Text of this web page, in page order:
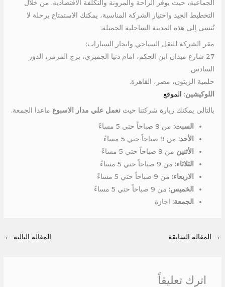
الجماعية، حيث يوفر الراحة والمرونة والتكلفة الاقتصادية. من خلال
التخطيط الجيد واختيار الشركة المناسبة، يمكنك الاستمتاع برحلة لا
تُنسى إلى هذه المدينة الساحلية الجميلة.
مقر الشركة للنقل السياحي وايجار السيارات:
27 شارع ميدان ابن الحكم، امام دنيا الجمبري، برج المرمر، الدور
السادس
حلمية الزيتون، مصر، القاهرة.
اللوكيشين: الموقع
بالتالي يمكنك زيارة شركتنا حيثنعمل علي مدار الاسبوع ماعدا الجمعة.
السبت: من 9 صباحاً حتي 5 مساءً
الأحد: من 9 صباحاً حتي 5 مساءً
الأثنين من 9 صباحاً حتي 5 مساءً
الثلاثاء: من 9 صباحاً حتي 5 مساءً
الاربعاء: من 9 صباحاً حتي 5 مساءً
الخميس: من 9 صباحاً حتي 5 مساءً
الجمعة: اجازة
→ المقالة السابقة المقالة التالية ←
اترك تعليقاً